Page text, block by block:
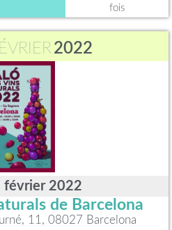
fois
2022
février 2022
de Barcelona
11, 08027 Barcelona